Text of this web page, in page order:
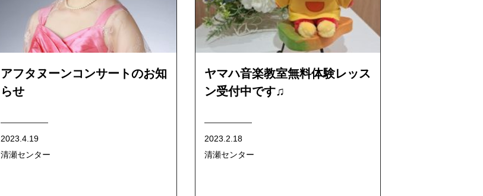
アフタヌーンコンサートのお知
らせ
2023.4.19
清瀬センター
ヤマハ音楽教室無料体験レッス
ン受付中です♫
2023.2.18
清瀬センター